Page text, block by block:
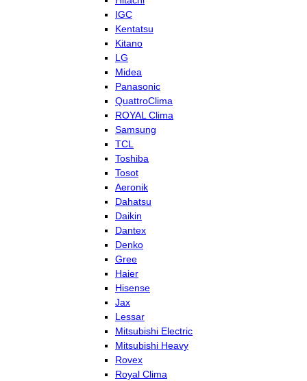
IGC
Kentatsu
Kitano
LG
Midea
Panasonic
QuattroClima
ROYAL Clima
Samsung
TCL
Toshiba
Tosot
Aeronik
Dahatsu
Daikin
Dantex
Denko
Gree
Haier
Hisense
Jax
Lessar
Mitsubishi Electric
Mitsubishi Heavy
Rovex
Royal Clima